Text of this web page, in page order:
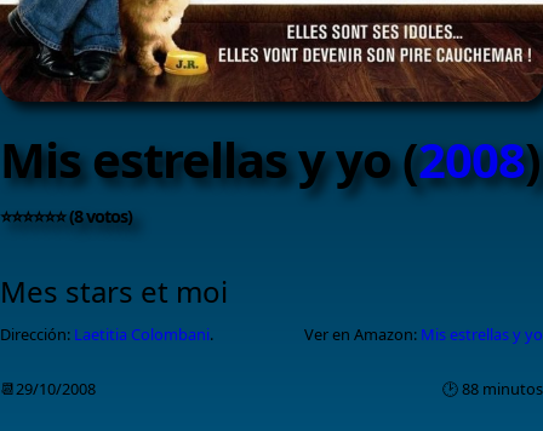
Mis estrellas y yo (2008)
⭐⭐⭐⭐⭐⭐ (8 votos)
Mes stars et moi
Dirección: Laetitia Colombani. Ver en Amazon: Mis estrellas y yo
📆29/10/2008 🕑 88 minutos